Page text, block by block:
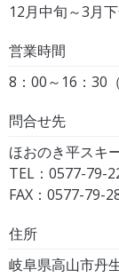
12月中旬～3月
営業時間
8：00～16：30
問合せ先
ほおのき平スキ
TEL：0577-79-
FAX：0577-79-
住所
岐阜県高山市丹